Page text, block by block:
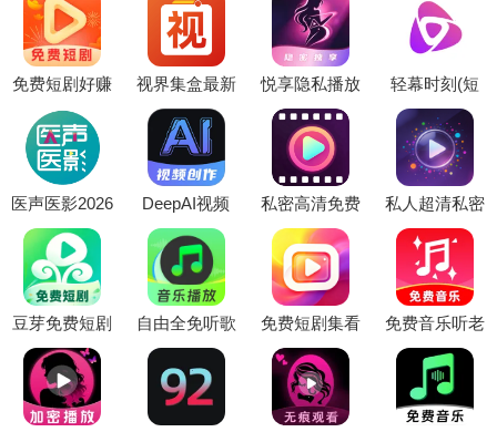
免费短剧好赚
2026最新版本
视界集盒最新
手机版
悦享隐私播放
器(隐私文件
管理)
轻幕时刻(短
剧追剧平台)
医声医影2026
官方最新版本
DeepAI视频
制作(AI视频
创作工具)
私密高清免费
播放器(本地
视频播放器)
私人超清私密
播放器2026官
方最新版本
豆芽免费短剧
2026最新版本
自由全免听歌
音乐播放器最
新手机版
免费短剧集看
软件2026官方
最新版本
免费音乐听老
歌软件最新手
机版